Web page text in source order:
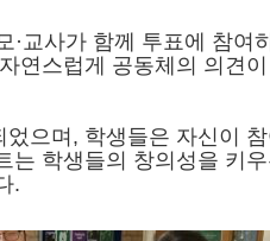
·교사가 함께 투표에 참여
연스럽게 공동체의 의견이
으며 , 학생들은 자신이
는 학생들의 창의성을 키우
.